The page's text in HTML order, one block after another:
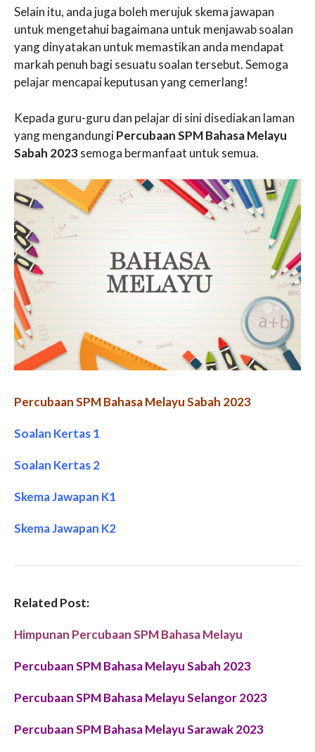
Selain itu, anda juga boleh merujuk skema jawapan
untuk mengetahui bagaimana untuk menjawab soalan
yang dinyatakan untuk memastikan anda mendapat
markah penuh bagi sesuatu soalan tersebut. Semoga
pelajar mencapai keputusan yang cemerlang!
Kepada guru-guru dan pelajar di sini disediakan laman
yang mengandungiPercubaan SPM Bahasa Melayu
Sabah 2023semoga bermanfaat untuk semua.
Percubaan SPM Bahasa Melayu Sabah 2023
Soalan Kertas 1
Soalan Kertas 2
Skema Jawapan K1
Skema Jawapan K2
Related Post:
Himpunan Percubaan SPM Bahasa Melayu
Percubaan SPM Bahasa Melayu Sabah 2023
Percubaan SPM Bahasa Melayu Selangor 2023
Percubaan SPM Bahasa Melayu Sarawak 2023